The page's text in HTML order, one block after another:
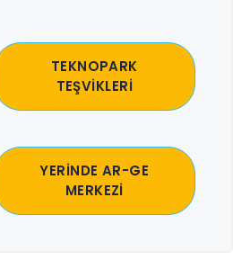
TEKNOPARK
TEŞVİKLERİ
YERİNDE AR-GE
MERKEZİ